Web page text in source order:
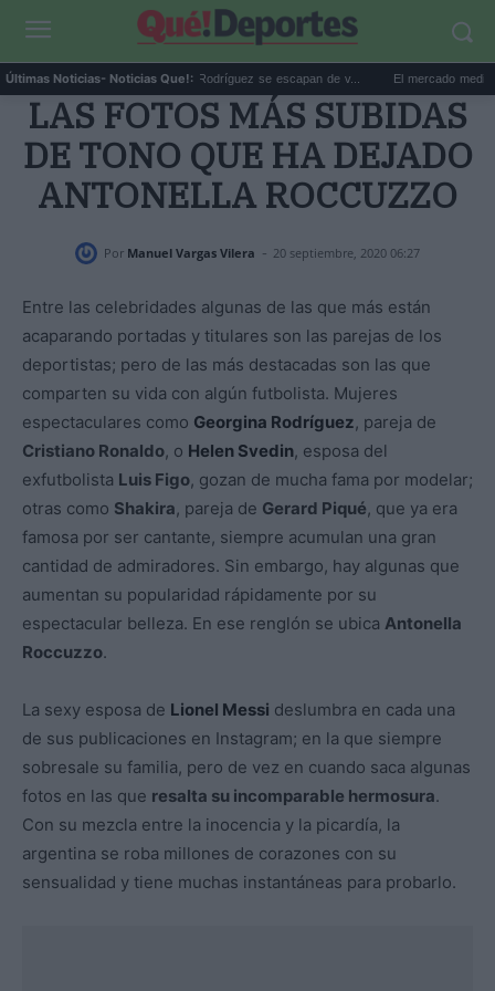
Últimas Noticias- Noticias Que!:
Marc Cucurella y Claudia Rodríguez se escapan de v... El mercado medieval
LAS FOTOS MÁS SUBIDAS
DE TONO QUE HA DEJADO
ANTONELLA ROCCUZZO
Por Manuel Vargas Vilera - 20 septiembre, 2020 06:27
Entre las celebridades algunas de las que más están
acaparando portadas y titulares son las parejas de los
deportistas; pero de las más destacadas son las que
comparten su vida con algún futbolista. Mujeres
espectaculares como Georgina Rodríguez, pareja de
Cristiano Ronaldo, o Helen Svedin, esposa del
exfutbolista Luis Figo, gozan de mucha fama por modelar;
otras como Shakira, pareja de Gerard Piqué, que ya era
famosa por ser cantante, siempre acumulan una gran
cantidad de admiradores. Sin embargo, hay algunas que
aumentan su popularidad rápidamente por su
espectacular belleza. En ese renglón se ubica Antonella
Roccuzzo.
La sexy esposa de Lionel Messi deslumbra en cada una
de sus publicaciones en Instagram; en la que siempre
sobresale su familia, pero de vez en cuando saca algunas
fotos en las que resalta su incomparable hermosura.
Con su mezcla entre la inocencia y la picardía, la
argentina se roba millones de corazones con su
sensualidad y tiene muchas instantáneas para probarlo.